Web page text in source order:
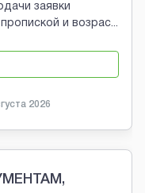
заявки
и возрас...
2026